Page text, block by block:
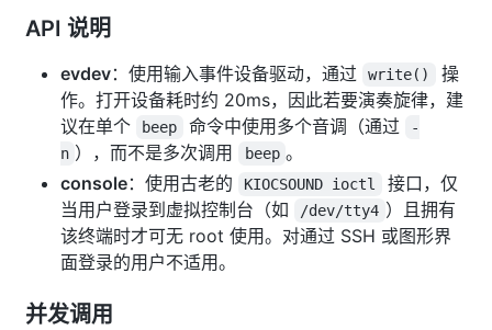
API 说明
evdev：使用输入事件设备驱动，通过 write()
操
作。打开设备耗时约 20ms，因此若要演奏旋律，建
议在单个
beep 命令中使用多个音调（通过
-
n ），而不是多次调用 beep 。
console：使用古老的 KIOCSOUND ioctl
接口，仅
当用户登录到虚拟控制台（如
/dev/tty4 ）且拥有
该终端时才可无 root 使用。对通过 SSH 或图形界
面登录的用户不适用。
并发调用